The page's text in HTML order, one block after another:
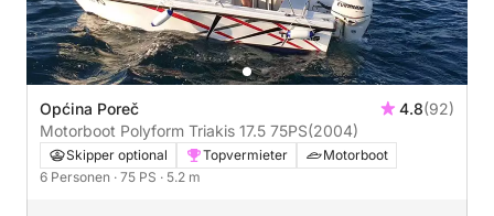
Općina Poreč 4.8(92)
Motorboot Polyform Triakis 17.5 75PS(2004)
Skipper optional Topvermieter
Motorboot
6 Personen · 75 PS · 5.2 m